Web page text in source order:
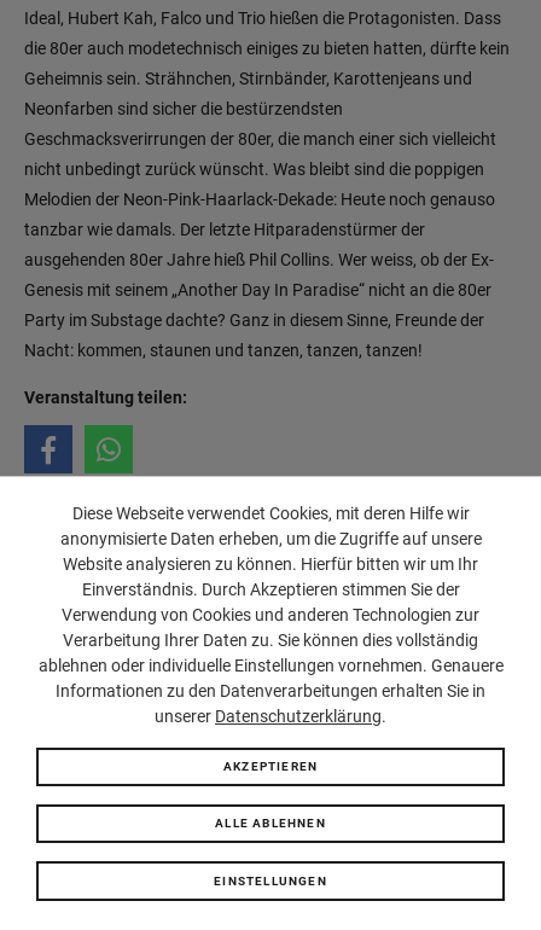
Diese Webseite verwendet Cookies, mit deren Hilfe wir
anonymisierte Daten erheben, um die Zugriffe auf unsere
Website analysieren zu können. Hierfür bitten wir um Ihr
Einverständnis. Durch Akzeptieren stimmen Sie der
Verwendung von Cookies und anderen Technologien zur
Verarbeitung Ihrer Daten zu. Sie können dies vollständig
ablehnen oder individuelle Einstellungen vornehmen. Genauere
Informationen zu den Datenverarbeitungen erhalten Sie in
unserer Datenschutzerklärung.
AKZEPTIEREN
ALLE ABLEHNEN
EINSTELLUNGEN
Ideal, Hubert Kah, Falco und Trio hießen die Protagonisten. Dass
die 80er auch modetechnisch einiges zu bieten hatten, dürfte kein
Geheimnis sein. Strähnchen, Stirnbänder, Karottenjeans und
Neonfarben sind sicher die bestürzendsten
Geschmacksverirrungen der 80er, die manch einer sich vielleicht
nicht unbedingt zurück wünscht. Was bleibt sind die poppigen
Melodien der Neon-Pink-Haarlack-Dekade: Heute noch genauso
tanzbar wie damals. Der letzte Hitparadenstürmer der
ausgehenden 80er Jahre hieß Phil Collins. Wer weiss, ob der Ex-
Genesis mit seinem „Another Day In Paradise“ nicht an die 80er
Party im Substage dachte? Ganz in diesem Sinne, Freunde der
Nacht: kommen, staunen und tanzen, tanzen, tanzen!
Veranstaltung teilen:
Impressum Jugendschutz FAQ Datenschutz © SUBSTAGE